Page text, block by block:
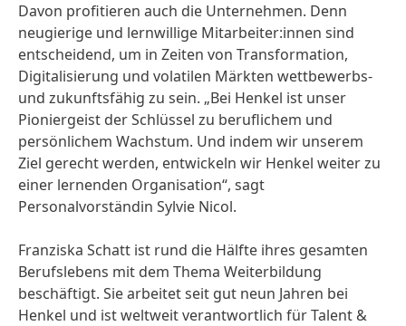
Davon profitieren auch die Unternehmen. Denn
neugierige und lernwillige Mitarbeiter:innen sind
entscheidend, um in Zeiten von Transformation,
Digitalisierung und volatilen Märkten wettbewerbs-
und zukunftsfähig zu sein. „Bei Henkel ist unser
Pioniergeist der Schlüssel zu beruflichem und
persönlichem Wachstum. Und indem wir unserem
Ziel gerecht werden, entwickeln wir Henkel weiter zu
einer lernenden Organisation“, sagt
Personalvorständin Sylvie Nicol.
Franziska Schatt ist rund die Hälfte ihres gesamten
Berufslebens mit dem Thema Weiterbildung
beschäftigt. Sie arbeitet seit gut neun Jahren bei
Henkel und ist weltweit verantwortlich für Talent &